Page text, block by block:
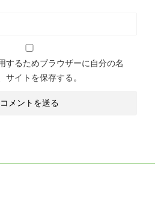
するためブラウザーに自分の名
サイトを保存する。